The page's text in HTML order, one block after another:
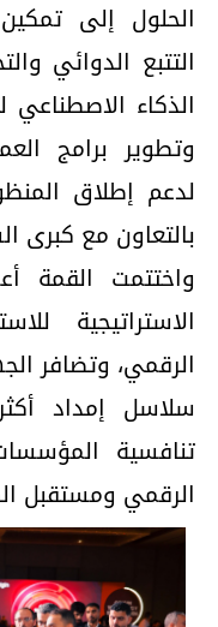
الحلول إلى
التتبع الدوائي
الذكاء
وتطوير برامج
لدعم إطلاق
بالتعاون مع كبرى
واختتمت القمة
الاستراتيجية
الرقمي، وتضافر
سلاسل إمداد
تنافسية
الرقمي ومستقبل